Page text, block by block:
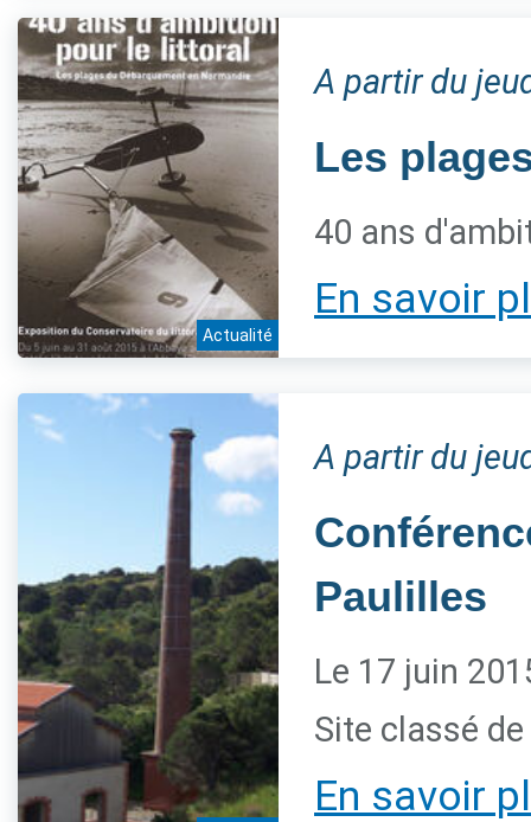
Actualité
A partir du
Les
40 ans
En savoir
A partir du
Paulilles
Le 17 juin
Site classé
En savoir